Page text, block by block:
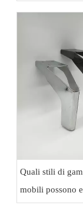
Quali stili di
mobili possono